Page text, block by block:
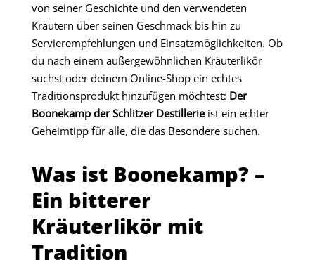
von seiner Geschichte und den verwendeten
Kräutern über seinen Geschmack bis hin zu
Servierempfehlungen und Einsatzmöglichkeiten. Ob
du nach einem außergewöhnlichen Kräuterlikör
suchst oder deinem Online-Shop ein echtes
Traditionsprodukt hinzufügen möchtest: Der
Boonekamp der Schlitzer Destillerieist ein echter
Geheimtipp für alle, die das Besondere suchen.
Was ist Boonekamp? –
Ein bitterer
Kräuterlikör mit
Tradition